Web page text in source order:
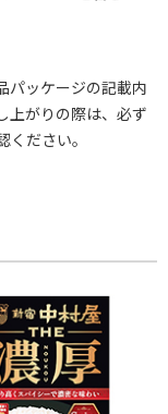
パッケージの記載内
上がりの際は、必ず
ださい。